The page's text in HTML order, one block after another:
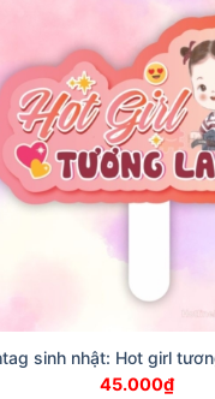
sinh nhật: Hot girl
45.000₫